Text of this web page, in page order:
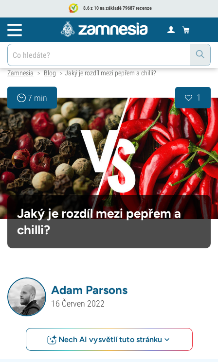
8.6 z 10 na základě 79687 recenze
Zamnesia > Blog > Jaký je rozdíl mezi pepřem a chilli?
7 min 1
Jaký je rozdíl mezi pepřem a
chilli?
Adam Parsons
16 Červen 2022
Nech AI vysvětlí tuto stránku